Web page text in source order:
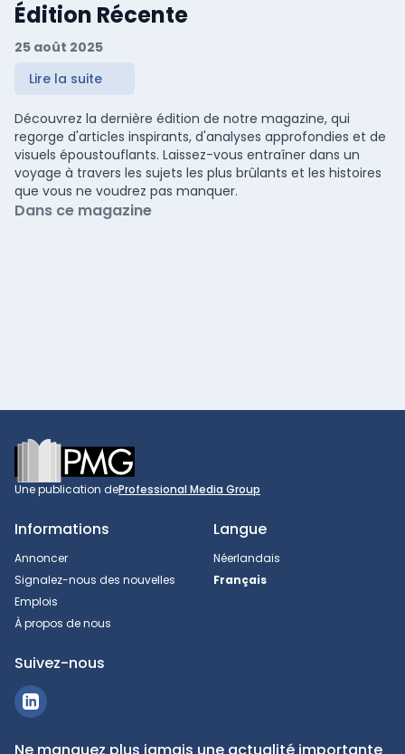
Édition Récente
25 août 2025
Lire la suite
Découvrez la dernière édition de notre magazine, qui
regorge d'articles inspirants, d'analyses approfondies et de
visuels époustouflants. Laissez-vous entraîner dans un
voyage à travers les sujets les plus brûlants et les histoires
que vous ne voudrez pas manquer.
Dans ce magazine
Footer
Une publication deProfessional Media Group
Informations
Annoncer
Signalez-nous des nouvelles
Emplois
À propos de nous
Langue
Néerlandais
Français
Suivez-nous
Ne manquez plus jamais une actualité importante